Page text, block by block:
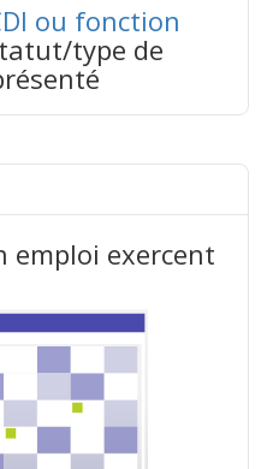
ou fonction
type de
emploi exercent